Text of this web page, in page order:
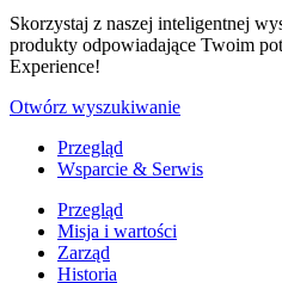
Skorzystaj z naszej inteligentnej
produkty odpowiadające Twoim
Experience!
Otwórz wyszukiwanie
Przegląd
Wsparcie & Serwis
Przegląd
Misja i wartości
Zarząd
Historia